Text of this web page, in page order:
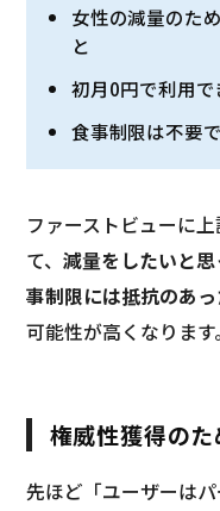
女性の減量のた
と
初月0円で利用で
食事制限は不要
ファーストビューに
て、減量をしたいと
事制限には抵抗のあ
可能性が高くなります。
権威性獲得の
先ほど「ユーザーは